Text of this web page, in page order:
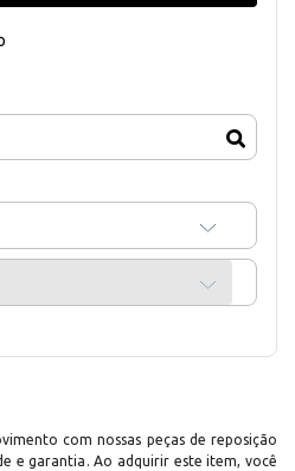
com nossas peças de reposição
e garantia. Ao adquirir este item, você